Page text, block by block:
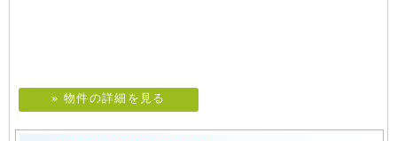
» 物件の詳細を見る